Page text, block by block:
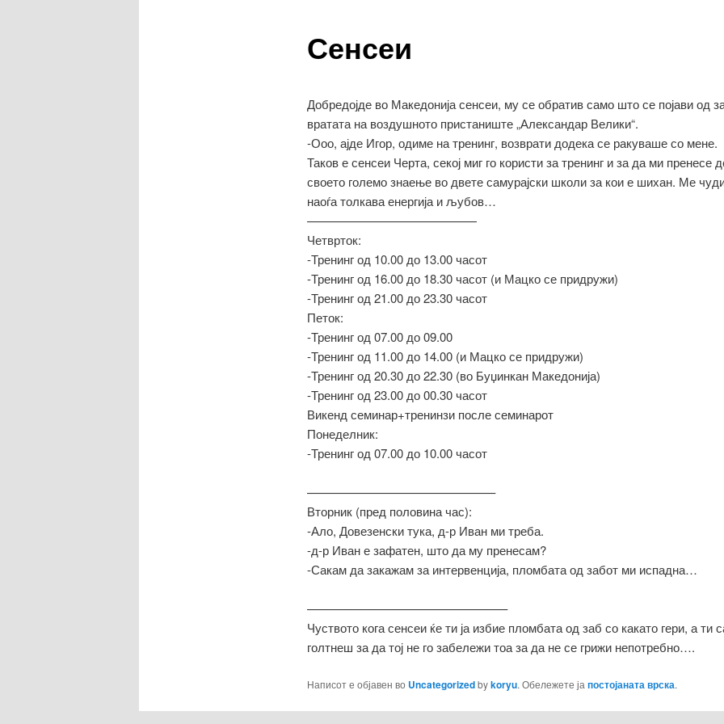
Сенсеи
Добредојде во Македонија сенсеи, му се обратив само што се појави од
вратата на воздушното пристаниште „Александар Велики“.
-Ооо, ајде Игор, одиме на тренинг, возврати додека се ракуваше со мене.
Таков е сенсеи Черта, секој миг го користи за тренинг и за да ми пренесе
своето големо знаење во двете самурајски школи за кои е шихан. Ме
наоѓа толкава енергија и љубов…
——————————————
Четврток:
-Тренинг од 10.00 до 13.00 часот
-Тренинг од 16.00 до 18.30 часот (и Мацко се придружи)
-Тренинг од 21.00 до 23.30 часот
Петок:
-Тренинг од 07.00 до 09.00
-Тренинг од 11.00 до 14.00 (и Мацко се придружи)
-Тренинг од 20.30 до 22.30 (во Буџинкан Македонија)
-Тренинг од 23.00 до 00.30 часот
Викенд семинар+тренинзи после семинарот
Понеделник:
-Тренинг од 07.00 до 10.00 часот
———————————————–
Вторник (пред половина час):
-Ало, Довезенски тука, д-р Иван ми треба.
-д-р Иван е зафатен, што да му пренесам?
-Сакам да закажам за интервенција, пломбата од забот ми испадна…
————————————————–
Чуството кога сенсеи ќе ти ја избие пломбата од заб со какато гери, а ти
голтнеш за да тој не го забележи тоа за да не се грижи непотребно….
Написот е објавен во Uncategorizedbykoryu. Обележете ја постојаната врска.